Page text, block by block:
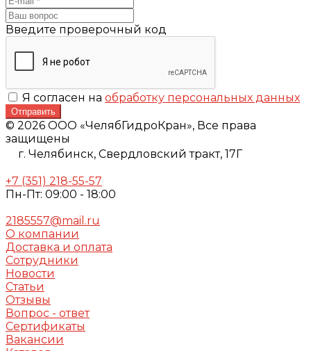
Введите проверочный код
Я согласен на обработку персональных данных
Отправить
© 2026 ООО «ЧелябГидроКран», Все права
защищены
г. Челябинск, Свердловский тракт, 17Г
+7 (351) 218-55-57
Пн-Пт: 09:00 - 18:00
2185557@mail.ru
О компании
Доставка и оплата
Сотрудники
Новости
Статьи
Отзывы
Вопрос - ответ
Сертификаты
Вакансии